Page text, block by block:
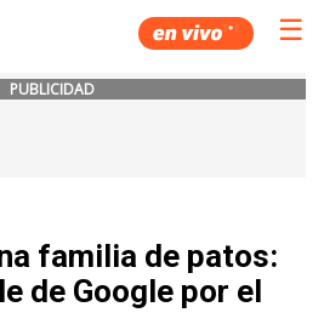
☰
PUBLICIDAD
familia de patos:
de Google por el